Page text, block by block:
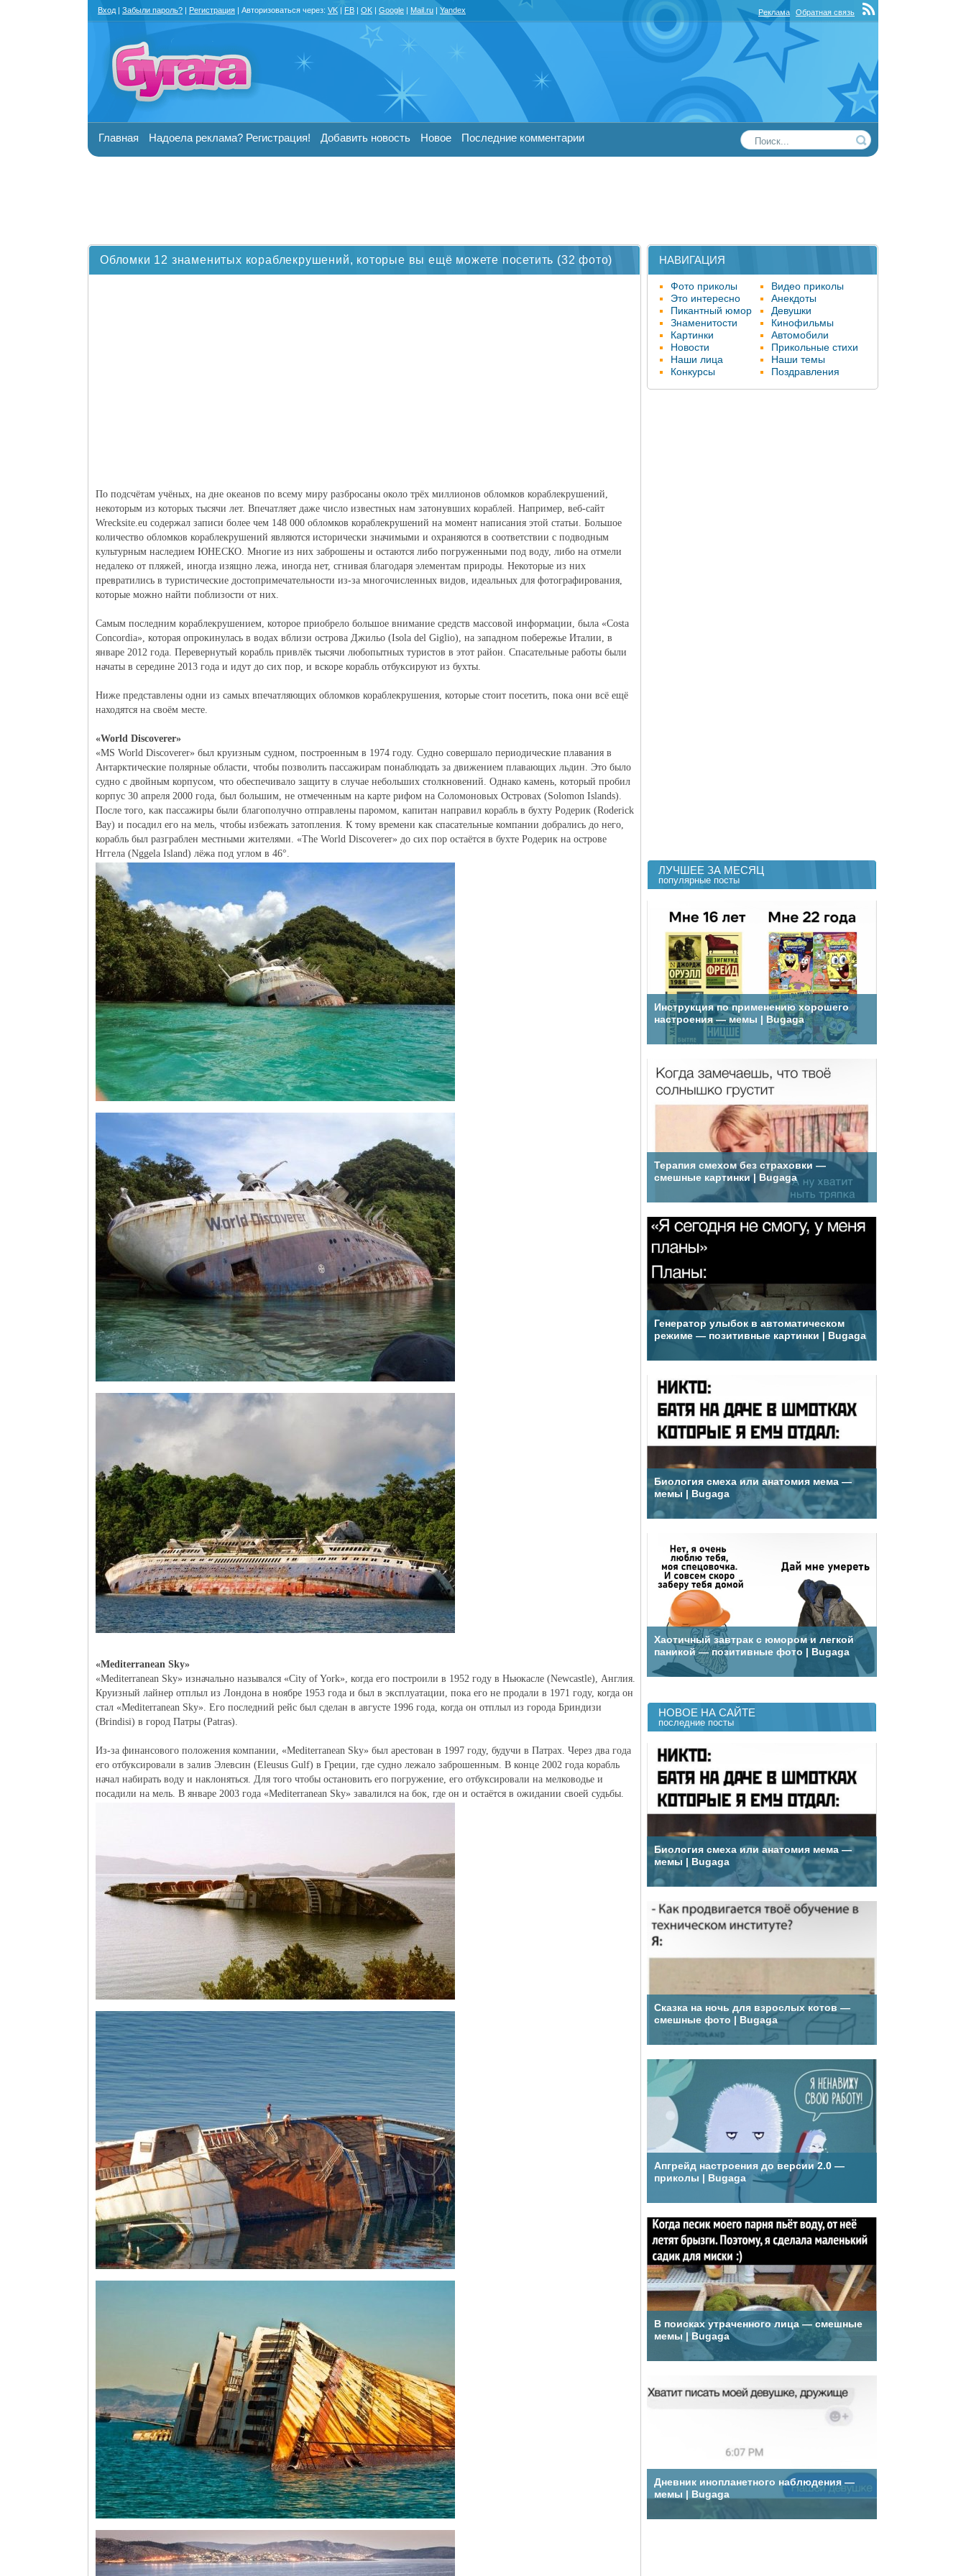
Обломки 12 знаменитых кораблекрушений, которые вы ещё можете посетить (32 фото)
По подсчётам учёных, на дне океанов по всему миру разбросаны около трёх миллионов обломков кораблекрушений,
некоторым из которых тысячи лет. Впечатляет даже число известных нам затонувших кораблей. Например, веб-сайт
Wrecksite.eu содержал записи более чем 148 000 обломков кораблекрушений на момент написания этой статьи. Большое
количество обломков кораблекрушений являются исторически значимыми и охраняются в соответствии с подводным
культурным наследием ЮНЕСКО. Многие из них заброшены и остаются либо погруженными под воду, либо на отмели
недалеко от пляжей, иногда изящно лежа, иногда нет, сгнивая благодаря элементам природы. Некоторые из них
превратились в туристические достопримечательности из-за многочисленных видов, идеальных для фотографирования,
которые можно найти поблизости от них.
Самым последним кораблекрушением, которое приобрело большое внимание средств массовой информации, была «Costa
Concordia», которая опрокинулась в водах вблизи острова Джильо (Isola del Giglio), на западном побережье Италии, в
январе 2012 года. Перевернутый корабль привлёк тысячи любопытных туристов в этот район. Спасательные работы были
начаты в середине 2013 года и идут до сих пор, и вскоре корабль отбуксируют из бухты.
Ниже представлены одни из самых впечатляющих обломков кораблекрушения, которые стоит посетить, пока они всё ещё
находятся на своём месте.
«World Discoverer»
«MS World Discoverer» был круизным судном, построенным в 1974 году. Судно совершало периодические плавания в
Антарктические полярные области, чтобы позволить пассажирам понаблюдать за движением плавающих льдин. Это было
судно с двойным корпусом, что обеспечивало защиту в случае небольших столкновений. Однако камень, который пробил
корпус 30 апреля 2000 года, был большим, не отмеченным на карте рифом на Соломоновых Островах (Solomon Islands).
После того, как пассажиры были благополучно отправлены паромом, капитан направил корабль в бухту Родерик (Roderick
Bay) и посадил его на мель, чтобы избежать затопления. К тому времени как спасательные компании добрались до него,
корабль был разграблен местными жителями. «The World Discoverer» до сих пор остаётся в бухте Родерик на острове
Нггела (Nggela Island) лёжа под углом в 46°.
«Mediterranean Sky»
«Mediterranean Sky» изначально назывался «City of York», когда его построили в 1952 году в Ньюкасле (Newcastle), Англия.
Круизный лайнер отплыл из Лондона в ноябре 1953 года и был в эксплуатации, пока его не продали в 1971 году, когда он
стал «Mediterranean Sky». Его последний рейс был сделан в августе 1996 года, когда он отплыл из города Бриндизи
(Brindisi) в город Патры (Patras).
Из-за финансового положения компании, «Mediterranean Sky» был арестован в 1997 году, будучи в Патрах. Через два года
его отбуксировали в залив Элевсин (Eleusus Gulf) в Греции, где судно лежало заброшенным. В конце 2002 года корабль
начал набирать воду и наклоняться. Для того чтобы остановить его погружение, его отбуксировали на мелководье и
посадили на мель. В январе 2003 года «Mediterranean Sky» завалился на бок, где он и остаётся в ожидании своей судьбы.
НАВИГАЦИЯ
Фото приколы
Видео приколы
Это интересно
Анекдоты
Пикантный юмор
Девушки
Знаменитости
Кинофильмы
Картинки
Автомобили
Новости
Прикольные стихи
Наши лица
Наши темы
Конкурсы
Поздравления
ЛУЧШЕЕ ЗА МЕСЯЦ
популярные посты
Инструкция по применению хорошего
настроения — мемы | Bugaga
Терапия смехом без страховки —
смешные картинки | Bugaga
Генератор улыбок в автоматическом
режиме — позитивные картинки | Bugaga
Биология смеха или анатомия мема —
мемы | Bugaga
Хаотичный завтрак с юмором и легкой
паникой — позитивные фото | Bugaga
НОВОЕ НА САЙТЕ
последние посты
Биология смеха или анатомия мема —
мемы | Bugaga
Сказка на ночь для взрослых котов —
смешные фото | Bugaga
Апгрейд настроения до версии 2.0 —
приколы | Bugaga
В поисках утраченного лица — смешные
мемы | Bugaga
Дневник инопланетного наблюдения —
мемы | Bugaga
Вход | Забыли пароль? | Регистрация | Авторизоваться через: VK | FB | OK | Google | Mail.ru | Yandex Реклама Обратная связь
Главная Надоела реклама? Регистрация! Добавить новость Новое Последние комментарии